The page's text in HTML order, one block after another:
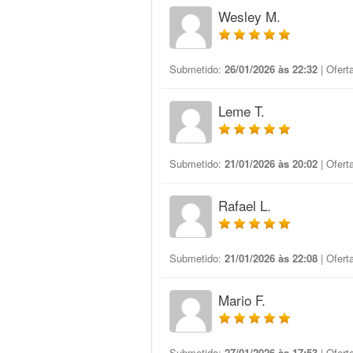
Wesley M.
Submetido: 26/01/2026 às 22:32 |
Leme T.
Submetido: 21/01/2026 às 20:02 |
Rafael L.
Submetido: 21/01/2026 às 22:08 |
Mario F.